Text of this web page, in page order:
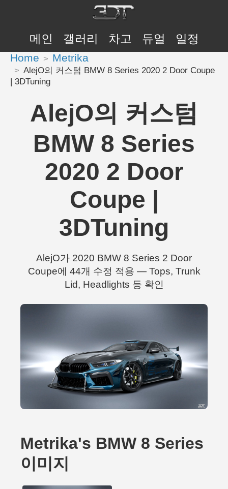
메인 갤러리 차고 듀얼 일정
Home Metrika
AlejO의 커스텀 BMW 8 Series 2020 2 Door Coupe
| 3DTuning
AlejO의 커스텀
BMW 8 Series
2020 2 Door
Coupe |
3DTuning
AlejO가 2020 BMW 8 Series 2 Door
Coupe에 44개 수정 적용 — Tops, Trunk
Lid, Headlights 등 확인
Metrika's BMW 8 Series
이미지